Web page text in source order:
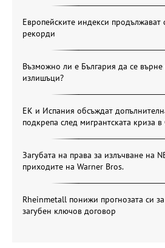
Европейските индекси продължават
рекорди
Възможно ли е България да се
излишъци?
ЕК и Испания обсъждат
подкрепа след мигрантската криза в
Загубата на права за излъчване на
приходите на Warner Bros.
Rheinmetall понижи прогнозата си
загубен ключов договор